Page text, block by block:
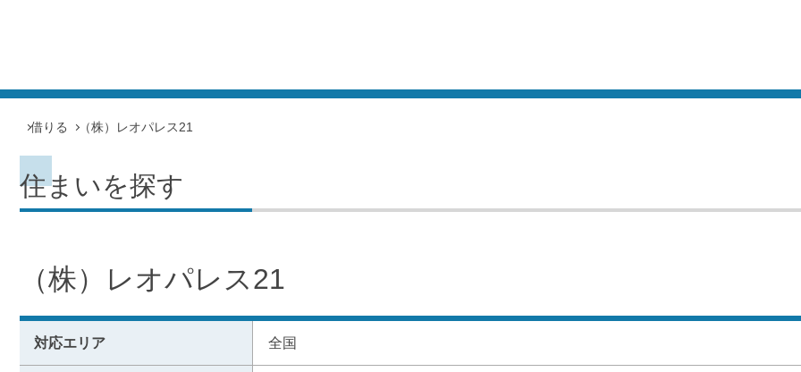
借りる （株）レオパレス21
住まいを探す
（株）レオパレス21
対応エリア 全国